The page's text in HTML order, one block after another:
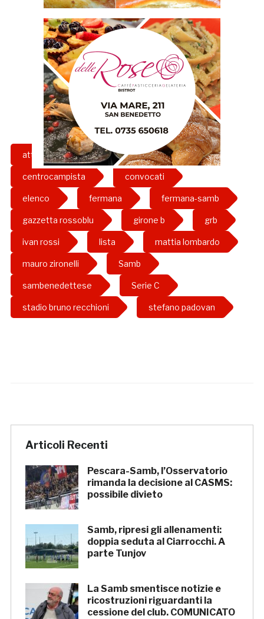
attaccante calcio
centrocampista convocati
elenco fermana fermana-samb
gazzetta rossoblu girone b grb
ivan rossi lista mattia lombardo
mauro zironelli Samb
sambenedettese Serie C
stadio bruno recchioni stefano padovan
Articoli Recenti
Pescara-Samb, l’Osservatorio
rimanda la decisione al CASMS:
possibile divieto
Samb, ripresi gli allenamenti:
doppia seduta al Ciarrocchi. A
parte Tunjov
La Samb smentisce notizie e
ricostruzioni riguardanti la
cessione del club. COMUNICATO